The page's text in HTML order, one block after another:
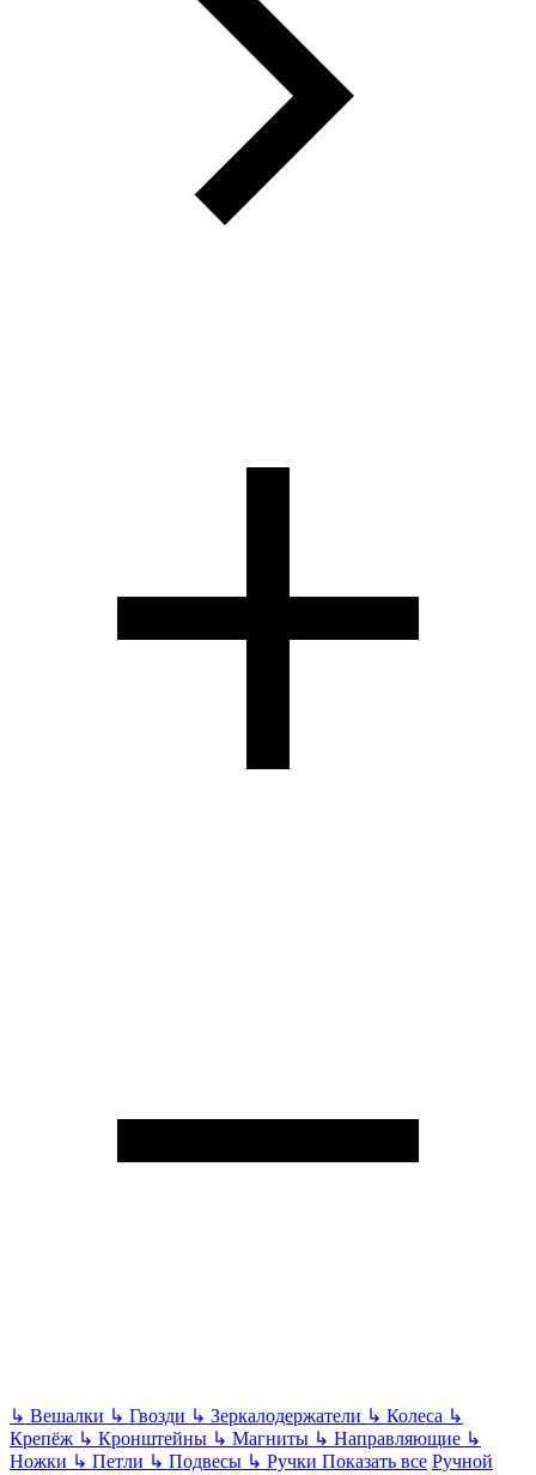
↳ Вешалки ↳ Гвозди ↳ Зеркалодержатели ↳ Колеса ↳
Крепёж ↳ Кронштейны ↳ Магниты ↳ Направляющие ↳
Ножки ↳ Петли ↳ Подвесы ↳ Ручки Показать все Ручной